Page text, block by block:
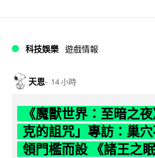
科技娛樂 遊戲情報
天恩 14 小時
《魔獸世界：至暗之
克的詛咒」專訪：巢
領門檻而設 《諸王之